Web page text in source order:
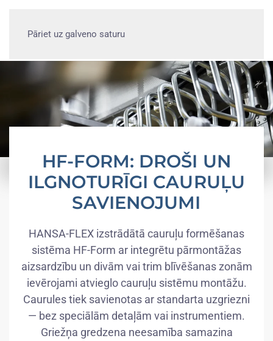
Pāriet uz galveno saturu
HF-FORM: DROŠI UN
ILGNOTURĪGI CAURUĻU
SAVIENOJUMI
HANSA-FLEX izstrādātā cauruļu formēšanas
sistēma HF-Form ar integrētu pārmontāžas
aizsardzību un divām vai trim blīvēšanas zonām
ievērojami atvieglo cauruļu sistēmu montāžu.
Caurules tiek savienotas ar standarta uzgriezni
— bez speciālām detaļām vai instrumentiem.
Griežņa gredzena neesamība samazina